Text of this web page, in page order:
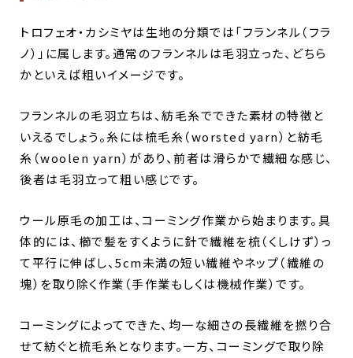
トロフェオ・カシミヤは生地の分類では「フランネル（フラ
ノ）」に属します。通常のフランネルは毛羽立った、どちら
かといえば粗いイメージです。
フランネルの毛羽立ちは、紡毛糸でできた素材の特徴と
いえるでしょう。糸には梳毛糸（worsted yarn）と紡毛
糸（woolen yarn）があり、前者は滑らかで繊細な感じ、
後者は毛羽立って粗い感じです。
ウール原毛の加工は、コーミング作業から始まります。具
体的には、櫛で髪をすくように針で繊維を梳（くしけず）っ
て平行に伸ばし、5cm未満の短い繊維やネップ（繊維の
塊）を取り除く作業（手作業もしくは機械作業）です。
コーミングによってできた、均一な細さの長繊維を撚り合
せて紡ぐと梳毛糸となります。一方、コーミングで取り除